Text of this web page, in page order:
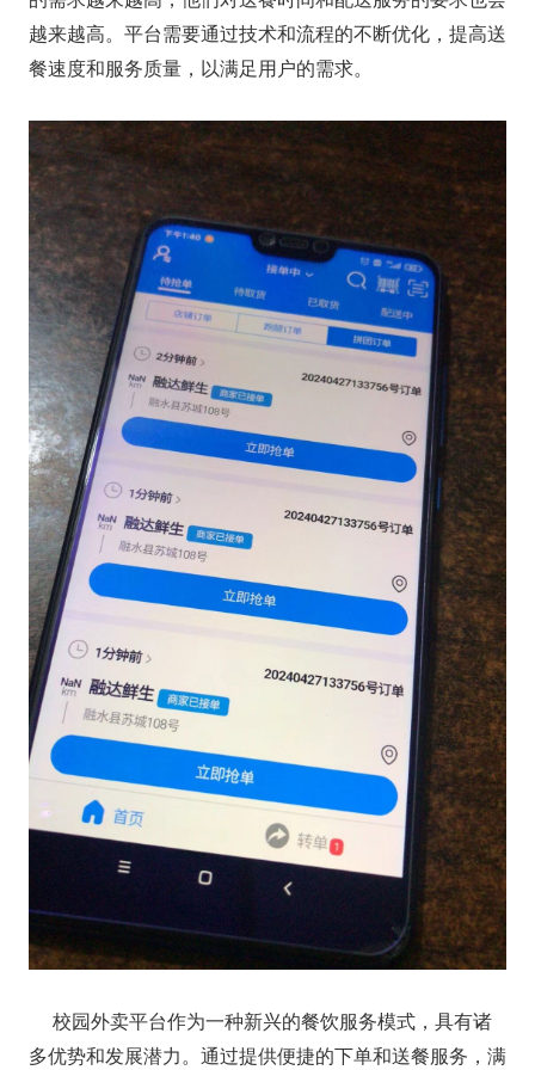
越来越高。平台需要通过技术和流程的不断优化，提高送
餐速度和服务质量，以满足用户的需求。
校园外卖平台作为一种新兴的餐饮服务模式，具有诸
多优势和发展潜力。通过提供便捷的下单和送餐服务，满